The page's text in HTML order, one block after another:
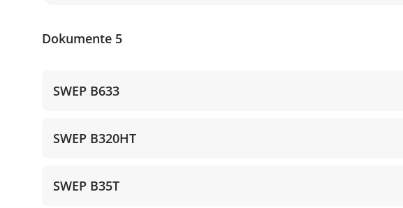
Dokumente 5
SWEP B633
SWEP B320HT
SWEP B35T